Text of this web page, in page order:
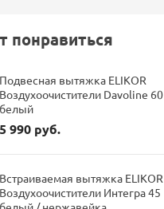
понравиться
Подвесная вытяжка ELIKOR
Воздухоочистители Davoline 60
белый
5 990 руб.
Встраиваемая вытяжка ELIKOR
Воздухоочистители Интегра 45